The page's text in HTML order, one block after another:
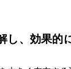
し、効果的